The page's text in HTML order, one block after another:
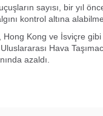
sayısı, bir yıl
kontrol altına
Hong Kong ve İsviçre
Hava
azaldı.